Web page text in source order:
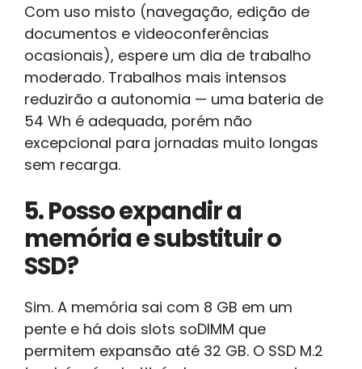
Com uso misto (navegação, edição de
documentos e videoconferências
ocasionais), espere um dia de trabalho
moderado. Trabalhos mais intensos
reduzirão a autonomia — uma bateria de
54 Wh é adequada, porém não
excepcional para jornadas muito longas
sem recarga.
5. Posso expandir a
memória e substituir o
SSD?
Sim. A memória sai com 8 GB em um
pente e há dois slots soDIMM que
permitem expansão até 32 GB. O SSD M.2